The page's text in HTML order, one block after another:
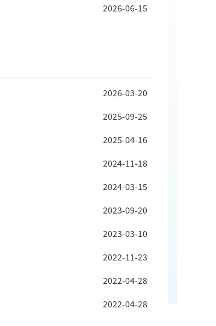
2026-06-15
2026-03-20
2025-09-25
2025-04-16
2024-11-18
2024-03-15
2023-09-20
2023-03-10
2022-11-23
2022-04-28
2022-04-28